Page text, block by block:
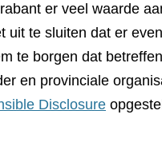
er veel waarde
te sluiten dat er
te borgen dat
en provinciale
Disclosure